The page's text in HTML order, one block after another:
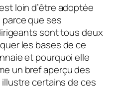
loin d’être adoptée
que ses
sont tous deux
les bases de ce
et pourquoi elle
un bref aperçu des
certains de ces